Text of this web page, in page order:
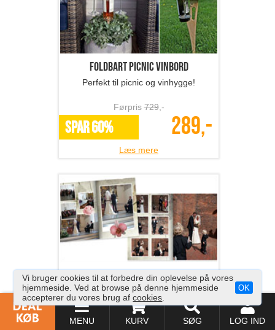
MENU KURV SØG LOG IND
Foldbart picnic vinbord
Perfekt til picnic og vinhygge!
Førpris729,-
SPAR 60% 289,-
Læs mere
Fotobog med 32 sider ink...
Gem minderne i en kvalitets fotobog
fra Fotosjov.dk
Førpris268
Vi bruger cookies til at forbedre din oplevelse på vores
hjemmeside. Ved at browse på denne hjemmeside
accepterer du vores brug afcookies
OK